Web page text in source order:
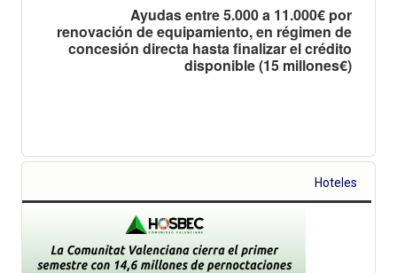
Ayudas entre 5.000 a 11.000€ por
renovación de equipamiento, en régimen de
concesión directa hasta finalizar el crédito
disponible (15 millones€)
Hoteles